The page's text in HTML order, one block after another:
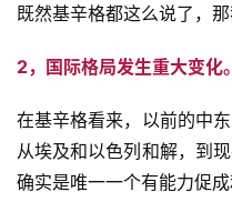
既然基辛格都这么说了，
2，国际格局发生重大变化。
在基辛格看来，以前的中
从埃及和以色列和解，到
确实是唯一一个有能力促成